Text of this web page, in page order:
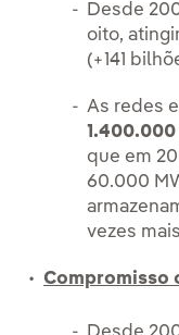
Desde
oito,
(+141
As redes
que em
60.000
vezes
Compromisso